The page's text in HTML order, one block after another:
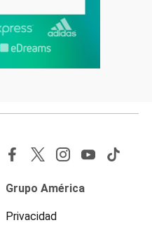
Grupo América
Privacidad